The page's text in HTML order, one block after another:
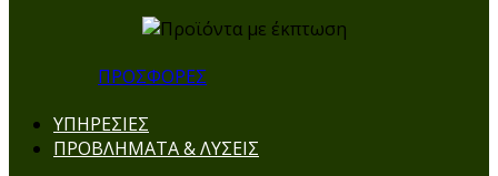
ΠΡΟΣΦΟΡΕΣ
ΥΠΗΡΕΣΙΕΣ
ΠΡΟΒΛΗΜΑΤΑ & ΛΥΣΕΙΣ